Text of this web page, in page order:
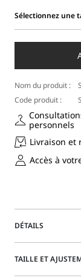
Sélectionnez une
une
Nom du produit :
Code produit :
personnels
Livraison et
Accès à
DÉTAILS
Pantalon baggy
TAILLE ET